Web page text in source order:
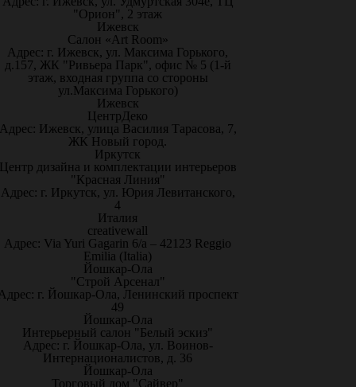
"Орион", 2 этаж
Ижевск
Салон «Art Room»
Адрес: г. Ижевск, ул. Максима Горького,
д.157, ЖК "Ривьера Парк", офис № 5 (1-й
этаж, входная группа со стороны
ул.Максима Горького)
Ижевск
ЦентрДеко
Ижевск, улица Василия Тарасова, 7,
ЖК Новый город.
Иркутск
дизайна и комплектации интерьеров
"Красная Линия"
Адрес: г. Иркутск, ул. Юрия Левитанского,
4
Италия
creativewall
Адрес: Via Yuri Gagarin 6/a – 42123 Reggio
Emilia (Italia)
Йошкар-Ола
"Строй Арсенал"
г. Йошкар-Ола, Ленинский проспект
49
Йошкар-Ола
Интерьерный салон "Белый эскиз"
Адрес: г. Йошкар-Ола, ул. Воинов-
Интернационалистов, д. 36
Йошкар-Ола
Торговый дом "Сайвер"